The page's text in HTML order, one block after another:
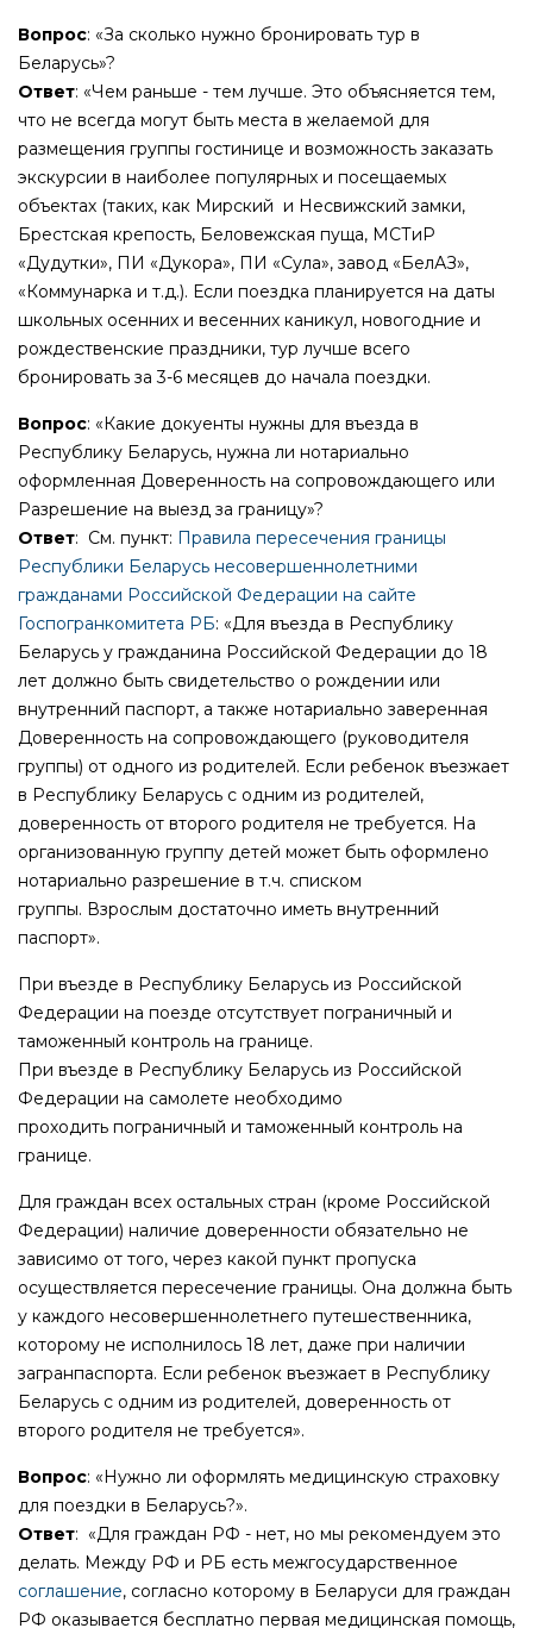
Вопрос: «За сколько нужно бронировать тур в
Беларусь»?
Ответ: «Чем раньше - тем лучше. Это объясняется тем,
что не всегда могут быть места в желаемой для
размещения группы гостинице и возможность заказать
экскурсии в наиболее популярных и посещаемых
объектах (таких, как Мирский и Несвижский замки,
Брестская крепость, Беловежская пуща, МСТиР
«Дудутки», ПИ «Дукора», ПИ «Сула», завод «БелАЗ»,
«Коммунарка и т.д.). Если поездка планируется на даты
школьных осенних и весенних каникул, новогодние и
рождественские праздники, тур лучше всего
бронировать за 3-6 месяцев до начала поездки.
Вопрос: «Какие докуенты нужны для въезда в
Республику Беларусь, нужна ли нотариально
оформленная Доверенность на сопровождающего или
Разрешение на выезд за границу»?
Ответ: См. пункт: Правила пересечения границы
Республики Беларусь несовершеннолетними
гражданами Российской Федерации на сайте
Госпогранкомитета РБ: «Для въезда в Республику
Беларусь у гражданина Российской Федерации до 18
лет должно быть свидетельство о рождении или
внутренний паспорт, а также нотариально заверенная
Доверенность на сопровождающего (руководителя
группы) от одного из родителей. Если ребенок въезжает
в Республику Беларусь с одним из родителей,
доверенность от второго родителя не требуется. На
организованную группу детей может быть оформлено
нотариально разрешение в т.ч. списком
группы. Взрослым достаточно иметь внутренний
паспорт».
При въезде в Республику Беларусь из Российской
Федерации на поезде отсутствует пограничный и
таможенный контроль на границе.
При въезде в Республику Беларусь из Российской
Федерации на самолете необходимо
проходить пограничный и таможенный контроль на
границе.
Для граждан всех остальных стран (кроме Российской
Федерации) наличие доверенности обязательно не
зависимо от того, через какой пункт пропуска
осуществляется пересечение границы. Она должна быть
у каждого несовершеннолетнего путешественника,
которому не исполнилось 18 лет, даже при наличии
загранпаспорта. Если ребенок въезжает в Республику
Беларусь с одним из родителей, доверенность от
второго родителя не требуется».
Вопрос: «Нужно ли оформлять медицинскую страховку
для поездки в Беларусь?».
Ответ: «Для граждан РФ - нет, но мы рекомендуем это
делать. Между РФ и РБ есть межгосударственное
соглашение, согласно которому в Беларуси для граждан
РФ оказывается бесплатно первая медицинская помощь,